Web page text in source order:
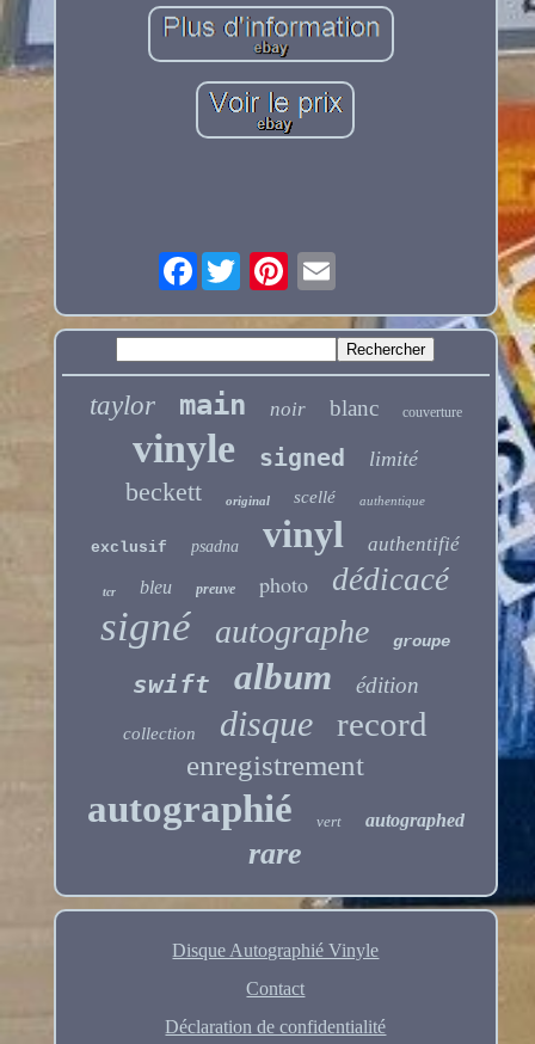
Facebook
taylor main noir blanc couverture
vinyle signed limité
beckett original scellé authentique
exclusif psadna vinyl authentifié
tcr bleu preuve photo dédicacé
signé autographe groupe
swift album édition
collection disque record
enregistrement
autographié vert autographed
rare
Disque Autographié Vinyle
Contact
Déclaration de confidentialité